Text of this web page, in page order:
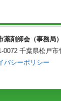
薬剤師会（事務局）
0072 千葉県松戸
バシーポリシー